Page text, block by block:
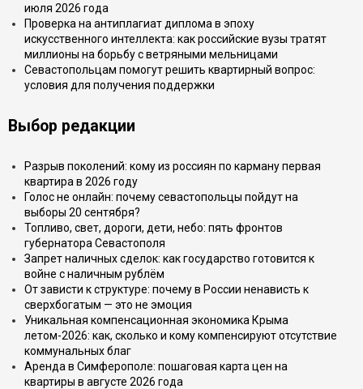
июля 2026 года
Проверка на антиплагиат диплома в эпоху
искусственного интеллекта: как российские вузы тратят
миллионы на борьбу с ветряными мельницами
Севастопольцам помогут решить квартирный вопрос:
условия для получения поддержки
Выбор редакции
Разрыв поколений: кому из россиян по карману первая
квартира в 2026 году
Голос не онлайн: почему севастопольцы пойдут на
выборы 20 сентября?
Топливо, свет, дороги, дети, небо: пять фронтов
губернатора Севастополя
Запрет наличных сделок: как государство готовится к
войне с наличным рублём
От зависти к структуре: почему в России ненависть к
сверхбогатым — это не эмоция
Уникальная компенсационная экономика Крыма
летом-2026: как, сколько и кому компенсируют отсутствие
коммунальных благ
Аренда в Симферополе: пошаговая карта цен на
квартиры в августе 2026 года